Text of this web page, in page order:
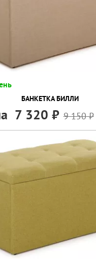
БАНКЕТКА БИЛЛИ
7 320 9 150